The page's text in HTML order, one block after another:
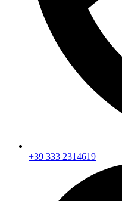
+39 333 2314619